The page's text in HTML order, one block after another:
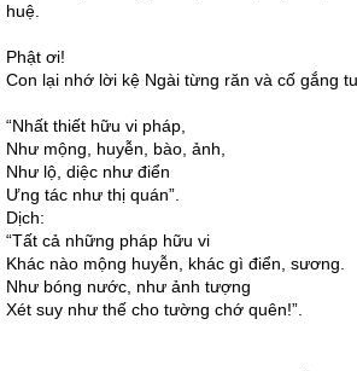
huệ.
Phật ơi!
Con lại nhớ lời kệ Ngài từng răn và cố gắng
“Nhất thiết hữu vi pháp,
Như mộng, huyễn, bào, ảnh,
Như lộ, diệc như điển
Ưng tác như thị quán”.
Dịch:
“Tất cả những pháp hữu vi
Khác nào mộng huyễn, khác gì điển, sương.
Như bóng nước, như ảnh tượng
Xét suy như thế cho tường chớ quên!”.